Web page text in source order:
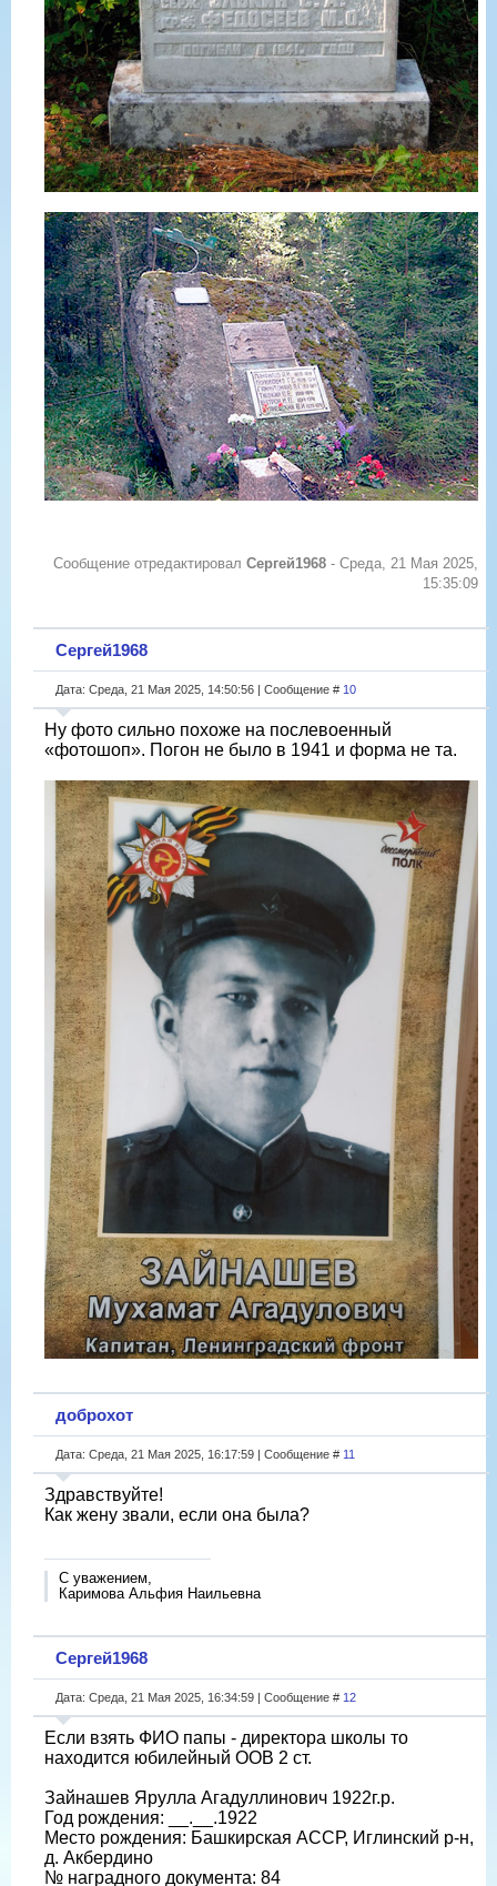
Сообщение отредактировал Сергей1968 - Среда, 21 Мая 2025,
15:35:09
Сергей1968
Дата: Среда, 21 Мая 2025, 14:50:56 | Сообщение # 10
Ну фото сильно похоже на послевоенный
«фотошоп». Погон не было в 1941 и форма не та.
доброхот
Дата: Среда, 21 Мая 2025, 16:17:59 | Сообщение # 11
Здравствуйте!
Как жену звали, если она была?
С уважением,
Каримова Альфия Наильевна
Сергей1968
Дата: Среда, 21 Мая 2025, 16:34:59 | Сообщение # 12
Если взять ФИО папы - директора школы то
находится юбилейный ООВ 2 ст.
Зайнашев Ярулла Агадуллинович 1922г.р.
Год рождения: __.__.1922
Место рождения: Башкирская АССР, Иглинский р-н,
д. Акбердино
№ наградного документа: 84